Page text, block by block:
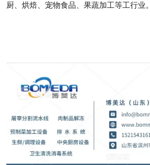
厨、烘焙、宠物食品、果蔬加工等工行业。